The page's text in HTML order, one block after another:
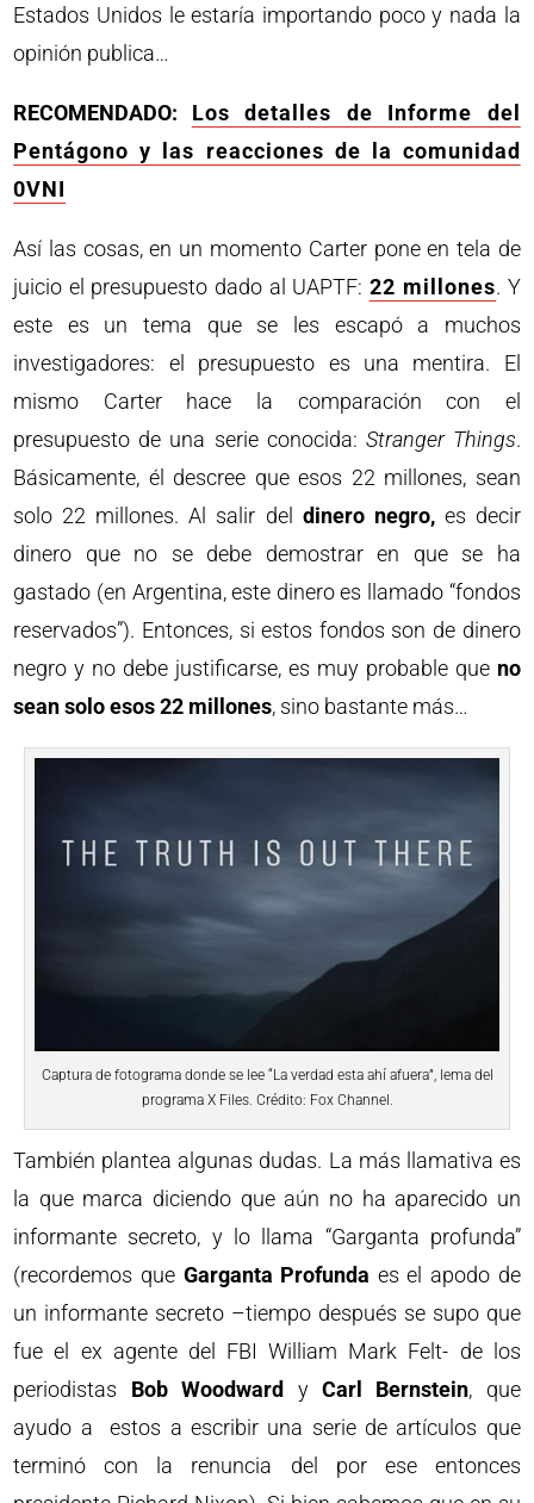
Estados Unidos le estaría importando poco y nada la
opinión publica…
RECOMENDADO: Los detalles de Informe del
Pentágono y las reacciones de la comunidad
0VNI
Así las cosas, en un momento Carter pone en tela de
juicio el presupuesto dado al UAPTF: 22 millones. Y
este es un tema que se les escapó a muchos
investigadores: el presupuesto es una mentira. El
mismo Carter hace la comparación con el
presupuesto de una serie conocida: Stranger Things.
Básicamente, él descree que esos 22 millones, sean
solo 22 millones. Al salir del dinero negro, es decir
dinero que no se debe demostrar en que se ha
gastado (en Argentina, este dinero es llamado “fondos
reservados”). Entonces, si estos fondos son de dinero
negro y no debe justificarse, es muy probable que no
sean solo esos 22 millones, sino bastante más…
Captura de fotograma donde se lee “La verdad esta ahí afuera”, lema del
programa X Files. Crédito: Fox Channel.
También plantea algunas dudas. La más llamativa es
la que marca diciendo que aún no ha aparecido un
informante secreto, y lo llama “Garganta profunda”
(recordemos que Garganta Profunda es el apodo de
un informante secreto –tiempo después se supo que
fue el ex agente del FBI William Mark Felt- de los
periodistas Bob Woodward y Carl Bernstein, que
ayudo a estos a escribir una serie de artículos que
terminó con la renuncia del por ese entonces